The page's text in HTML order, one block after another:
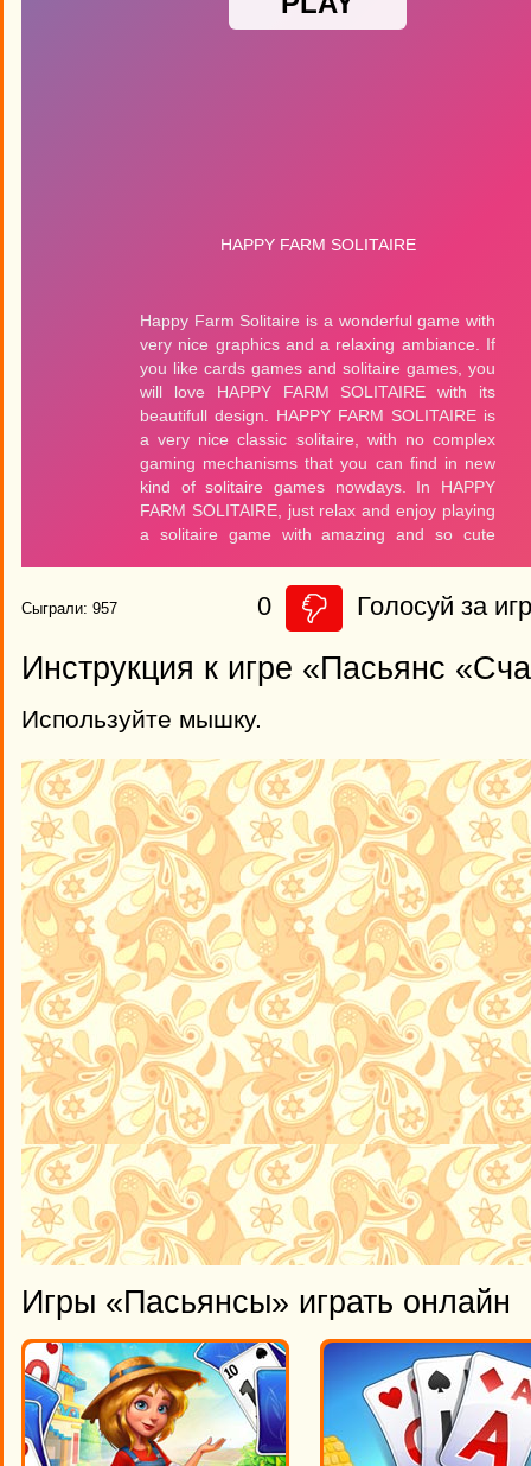
Сыграли: 957 0 Голосуй за
Инструкция к игре «Пасьянс
Используйте мышку.
Игры «Пасьянсы» играть онлайн